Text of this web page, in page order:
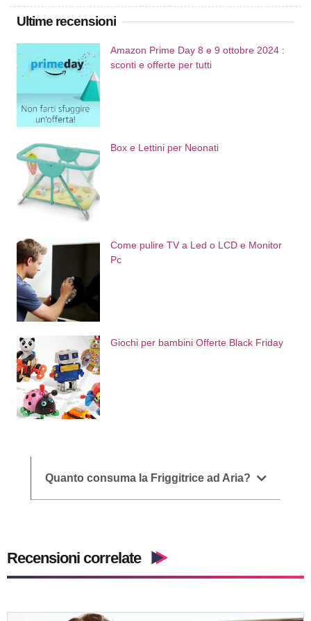
Ultime recensioni
Amazon Prime Day 8 e 9 ottobre 2024 :
sconti e offerte per tutti
Box e Lettini per Neonati
Come pulire TV a Led o LCD e Monitor
Pc
Giochi per bambini Offerte Black Friday
Quanto consuma la Friggitrice ad Aria?
Recensioni correlate